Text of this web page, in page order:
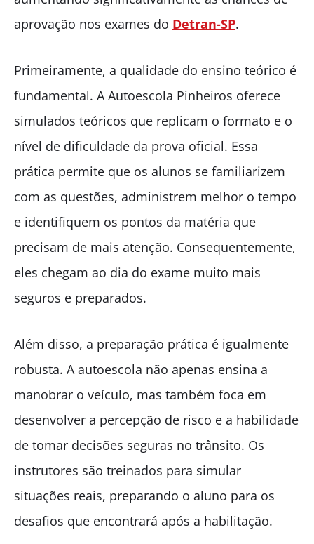
aprovação nos exames do Detran-SP.
Primeiramente, a qualidade do ensino teórico é
fundamental. A Autoescola Pinheiros oferece
simulados teóricos que replicam o formato e o
nível de dificuldade da prova oficial. Essa
prática permite que os alunos se familiarizem
com as questões, administrem melhor o tempo
e identifiquem os pontos da matéria que
precisam de mais atenção. Consequentemente,
eles chegam ao dia do exame muito mais
seguros e preparados.
Além disso, a preparação prática é igualmente
robusta. A autoescola não apenas ensina a
manobrar o veículo, mas também foca em
desenvolver a percepção de risco e a habilidade
de tomar decisões seguras no trânsito. Os
instrutores são treinados para simular
situações reais, preparando o aluno para os
desafios que encontrará após a habilitação.